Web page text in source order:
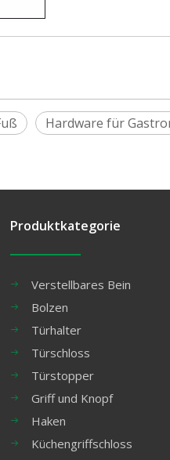
Hardware für
Produktkategorie
Verstellbares Bein
Bolzen
Türhalter
Türschloss
Türstopper
Griff und Knopf
Haken
Küchengriffschloss